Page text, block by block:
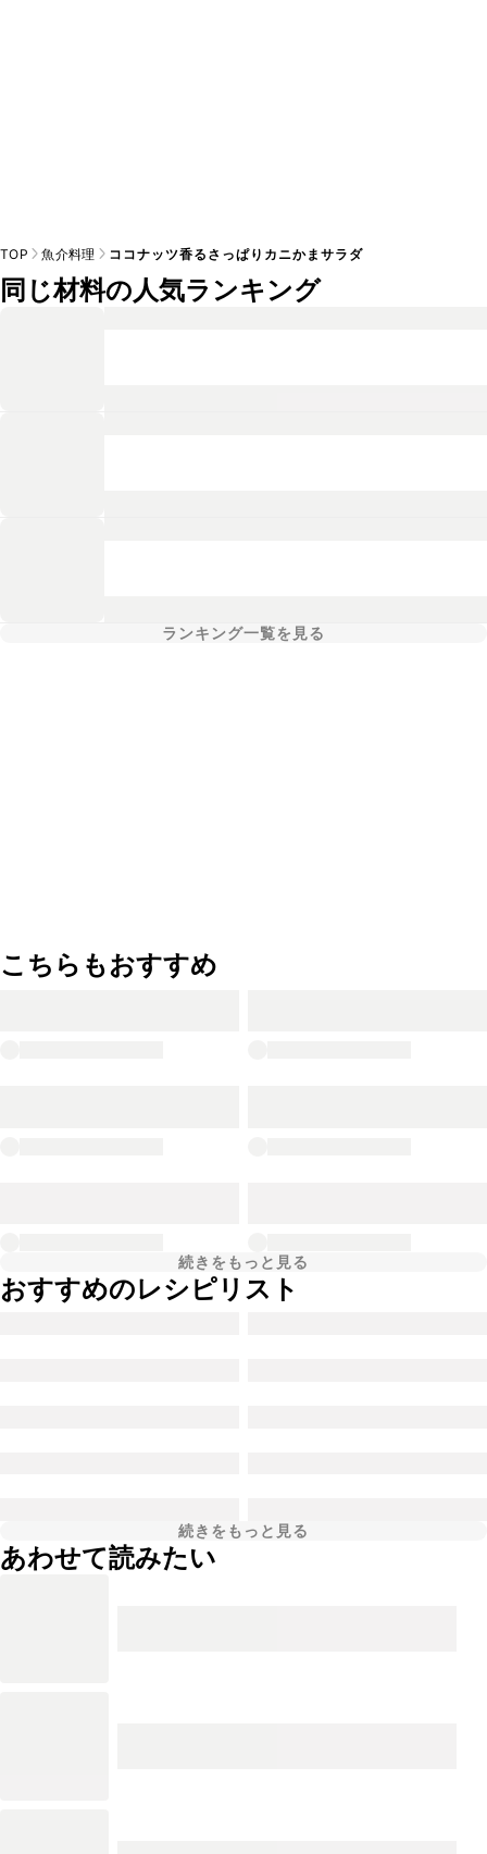
TOP 魚介料理 ココナッツ香るさっぱりカニかまサラダ
同じ材料の人気ランキング
ランキング一覧を見る
こちらもおすすめ
続きをもっと見る
おすすめのレシピリスト
続きをもっと見る
あわせて読みたい